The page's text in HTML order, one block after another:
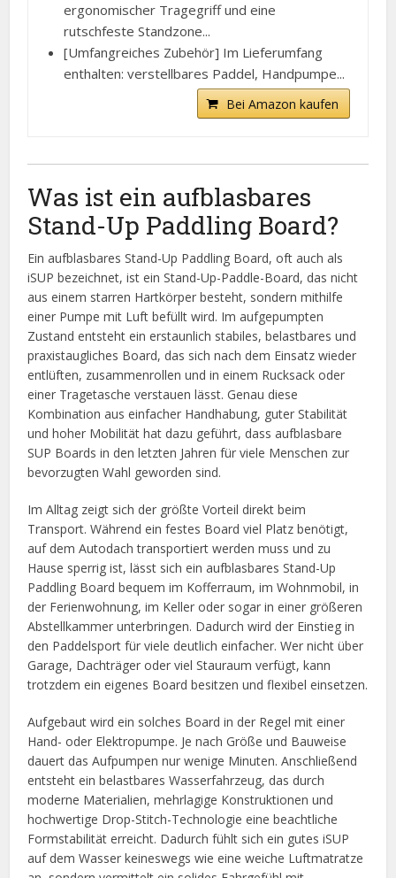
ergonomischer Tragegriff und eine
rutschfeste Standzone...
[Umfangreiches Zubehör] Im Lieferumfang
enthalten: verstellbares Paddel, Handpumpe...
Bei Amazon kaufen
Was ist ein aufblasbares
Stand-Up Paddling Board?
Ein aufblasbares Stand-Up Paddling Board, oft auch als
iSUP bezeichnet, ist ein Stand-Up-Paddle-Board, das nicht
aus einem starren Hartkörper besteht, sondern mithilfe
einer Pumpe mit Luft befüllt wird. Im aufgepumpten
Zustand entsteht ein erstaunlich stabiles, belastbares und
praxistaugliches Board, das sich nach dem Einsatz wieder
entlüften, zusammenrollen und in einem Rucksack oder
einer Tragetasche verstauen lässt. Genau diese
Kombination aus einfacher Handhabung, guter Stabilität
und hoher Mobilität hat dazu geführt, dass aufblasbare
SUP Boards in den letzten Jahren für viele Menschen zur
bevorzugten Wahl geworden sind.
Im Alltag zeigt sich der größte Vorteil direkt beim
Transport. Während ein festes Board viel Platz benötigt,
auf dem Autodach transportiert werden muss und zu
Hause sperrig ist, lässt sich ein aufblasbares Stand-Up
Paddling Board bequem im Kofferraum, im Wohnmobil, in
der Ferienwohnung, im Keller oder sogar in einer größeren
Abstellkammer unterbringen. Dadurch wird der Einstieg in
den Paddelsport für viele deutlich einfacher. Wer nicht über
Garage, Dachträger oder viel Stauraum verfügt, kann
trotzdem ein eigenes Board besitzen und flexibel einsetzen.
Aufgebaut wird ein solches Board in der Regel mit einer
Hand- oder Elektropumpe. Je nach Größe und Bauweise
dauert das Aufpumpen nur wenige Minuten. Anschließend
entsteht ein belastbares Wasserfahrzeug, das durch
moderne Materialien, mehrlagige Konstruktionen und
hochwertige Drop-Stitch-Technologie eine beachtliche
Formstabilität erreicht. Dadurch fühlt sich ein gutes iSUP
auf dem Wasser keineswegs wie eine weiche Luftmatratze